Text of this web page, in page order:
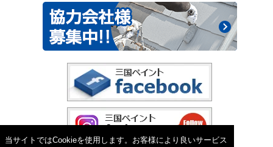
当サイトではCookieを使用します。お客様により良いサービス